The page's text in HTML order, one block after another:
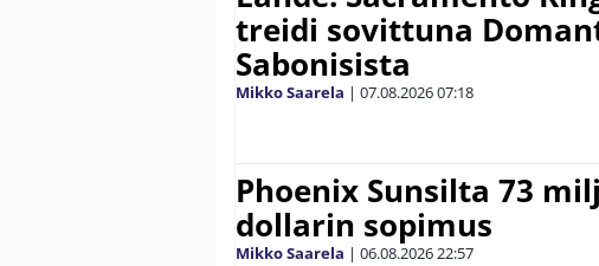
treidi sovittuna
Sabonisista
Mikko Saarela | 07.08.202607:18
Phoenix Sunsilta 73
dollarin sopimus
Mikko Saarela | 06.08.202622:57